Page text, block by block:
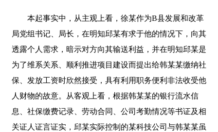
本起事实中，从主观上看，徐某作为B县发展和改革
局党组书记、局长，在明知邱某有求于他的情况下，向其
透露个人需求，暗示对方向其输送利益，并在明知邱某是
为了维系关系、顺利推进项目建设而提出给韩某某缴纳社
保、发放工资时欣然接受，具有利用职务便利非法收受他
人财物的故意。从客观上看，根据韩某某的银行流水信
息、社保缴费记录、劳动合同、公司考勤情况等书证及相
关证人证言证实，邱某实际控制的某科技公司与韩某某虽